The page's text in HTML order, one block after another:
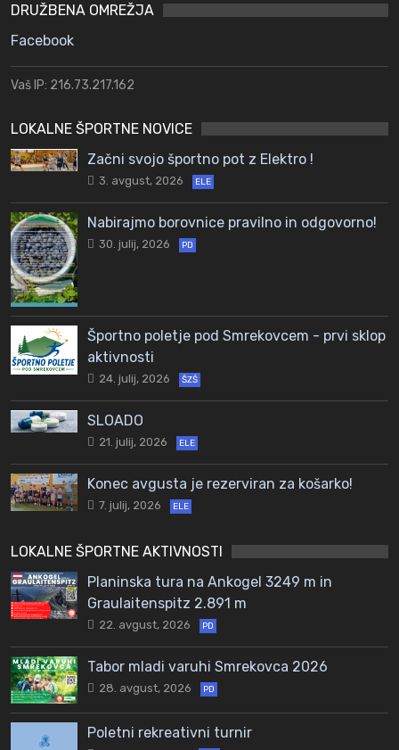
DRUŽBENA OMREŽJA
Facebook
Vaš IP: 216.73.217.162
LOKALNE ŠPORTNE NOVICE
Začni svojo športno pot z Elektro !
3. avgust, 2026 ELE
Nabirajmo borovnice pravilno in odgovorno!
30. julij, 2026 PD
Športno poletje pod Smrekovcem - prvi sklop
aktivnosti
24. julij, 2026 ŠZŠ
SLOADO
21. julij, 2026 ELE
Konec avgusta je rezerviran za košarko!
7. julij, 2026 ELE
LOKALNE ŠPORTNE AKTIVNOSTI
Planinska tura na Ankogel 3249 m in
Graulaitenspitz 2.891 m
22. avgust, 2026 PD
Tabor mladi varuhi Smrekovca 2026
28. avgust, 2026 PD
Poletni rekreativni turnir